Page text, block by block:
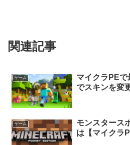
関連記事
ゲーム
マイクラPEで
でスキンを変
ゲーム
モンスタース
は【マイクラ